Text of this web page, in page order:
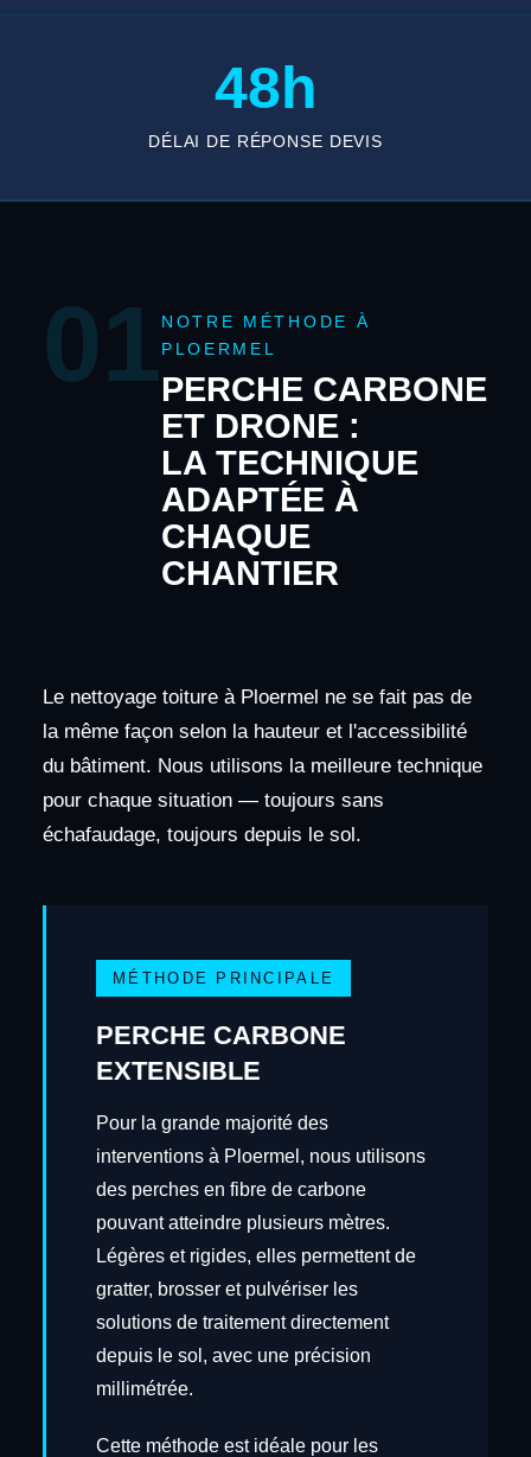
48h
DÉLAI DE RÉPONSE DEVIS
01 NOTRE MÉTHODE À
PLOERMEL
PERCHE CARBONE
ET DRONE :
LA TECHNIQUE
ADAPTÉE À
CHAQUE
CHANTIER
Le nettoyage toiture à Ploermel ne se fait pas de
la même façon selon la hauteur et l'accessibilité
du bâtiment. Nous utilisons la meilleure technique
pour chaque situation — toujours sans
échafaudage, toujours depuis le sol.
MÉTHODE PRINCIPALE
PERCHE CARBONE
EXTENSIBLE
Pour la grande majorité des
interventions à Ploermel, nous utilisons
des perches en fibre de carbone
pouvant atteindre plusieurs mètres.
Légères et rigides, elles permettent de
gratter, brosser et pulvériser les
solutions de traitement directement
depuis le sol, avec une précision
millimétrée.
Cette méthode est idéale pour les